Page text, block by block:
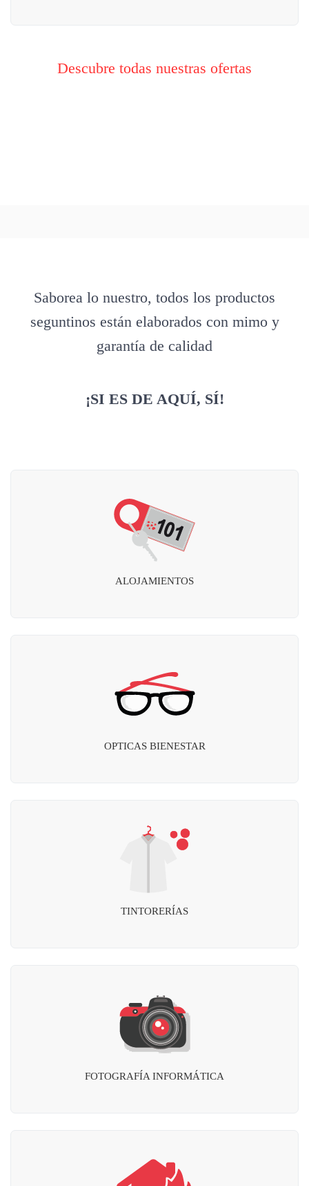
Descubre todas nuestras ofertas
Saborea lo nuestro, todos los productos
seguntinos están elaborados con mimo y
garantía de calidad
¡SI ES DE AQUÍ, SÍ!
ALOJAMIENTOS
OPTICAS BIENESTAR
TINTORERÍAS
FOTOGRAFÍA INFORMÁTICA